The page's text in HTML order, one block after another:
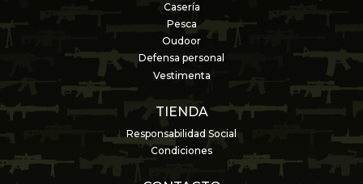
Casería
Pesca
Oudoor
Defensa personal
Vestimenta
TIENDA
Responsabilidad Social
Condiciones